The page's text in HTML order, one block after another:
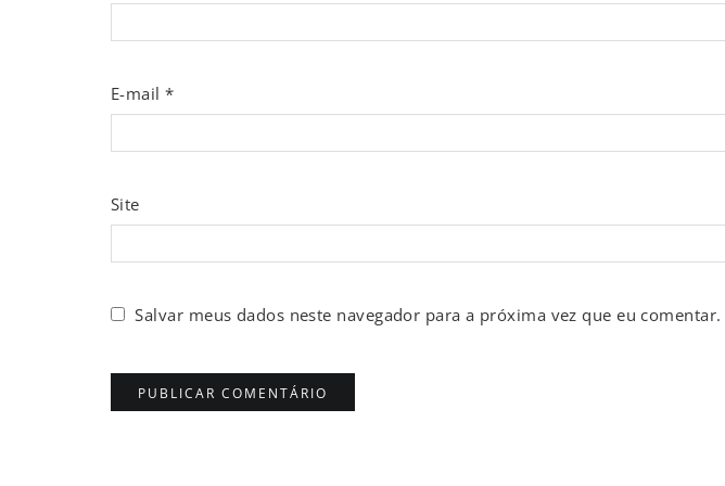
E-mail*
Site
Salvar meus dados neste navegador para a próxima vez que eu comentar.